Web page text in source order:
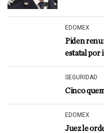
EDOMEX
Piden
estatal por
SEGURIDAD
Cinco
EDOMEX
Juez le